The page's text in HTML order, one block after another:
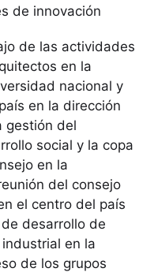
de innovación
de las actividades
en la
nacional y
en la dirección
gestión del
social y la copa
en la
del consejo
el centro del país
desarrollo de
en la
de los grupos